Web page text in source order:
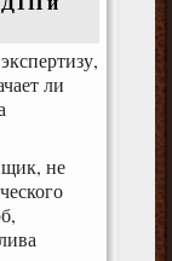
ли
не